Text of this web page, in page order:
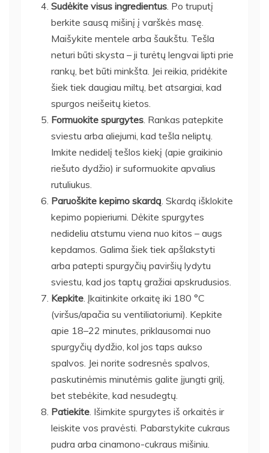
Sudėkite visus ingredientus . Po truputį
berkite sausą mišinį į varškės masę.
Maišykite mentele arba šaukštu. Tešla
neturi būti skysta – ji turėtų lengvai lipti prie
rankų, bet būti minkšta. Jei reikia, pridėkite
šiek tiek daugiau miltų, bet atsargiai, kad
spurgos neišeitų kietos.
Formuokite spurgytes . Rankas patepkite
sviestu arba aliejumi, kad tešla neliptų.
Imkite nedidelį tešlos kiekį (apie graikinio
riešuto dydžio) ir suformuokite apvalius
rutuliukus.
Paruoškite kepimo skardą . Skardą išklokite
kepimo popieriumi. Dėkite spurgytes
nedideliu atstumu viena nuo kitos – augs
kepdamos. Galima šiek tiek apšlakstyti
arba patepti spurgyčių paviršių lydytu
sviestu, kad jos taptų gražiai apskrudusios.
Kepkite . Įkaitinkite orkaitę iki 180 °C
(viršus/apačia su ventiliatoriumi). Kepkite
apie 18–22 minutes, priklausomai nuo
spurgyčių dydžio, kol jos taps aukso
spalvos. Jei norite sodresnės spalvos,
paskutinėmis minutėmis galite įjungti grilį,
bet stebėkite, kad nesudegtų.
Patiekite . Išimkite spurgytes iš orkaitės ir
leiskite vos pravėsti. Pabarstykite cukraus
pudra arba cinamono-cukraus mišiniu.